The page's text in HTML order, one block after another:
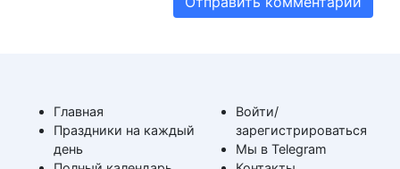
Главная
Праздники на каждый
день
Войти/
зарегистрироваться
Мы в Telegram